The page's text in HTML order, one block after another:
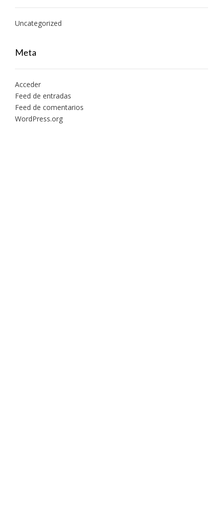
Uncategorized
Meta
Acceder
Feed de entradas
Feed de comentarios
WordPress.org